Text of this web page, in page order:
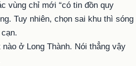
vùng chỉ mới “có tin đồn quy
Tuy nhiên, chọn sai khu thì sóng
ở Long Thành. Nói thẳng vậy